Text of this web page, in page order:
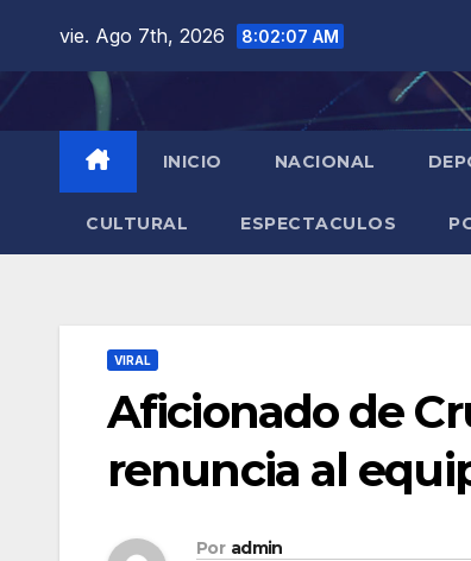
contenido
vie. Ago 7th, 2026 8:02:08 AM
INICIO NACIONAL
CULTURAL ESPECTACULOS
VIRAL
Aficionado de
renuncia al
Por admin